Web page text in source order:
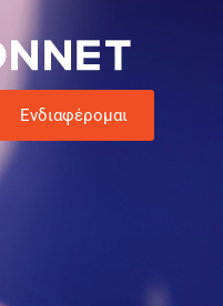
Ενδιαφέρομαι